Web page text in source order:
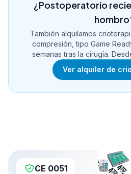
¿Postoperatorio
También alquilamos
compresión, tipo Game
semanas tras la cirugía.
Ver alquiler de
CE 0051